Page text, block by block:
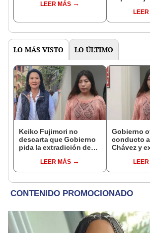
LEER MÁS
del Senado
LO MÁS VISTO LO ÚLTIMO
Keiko Fujimori no
descarta que Gobierno
pida la extradición de
dentro de nuestras
facultades"
LEER MÁS
Gobierno
conducto
Chávez y
madrugada